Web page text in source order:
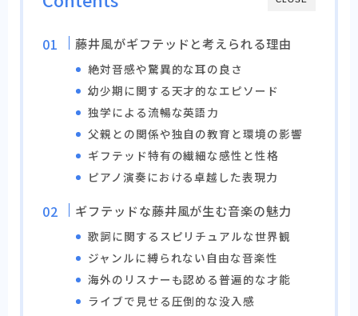
藤井風がギフテッドと考えられる理由
絶対音感や驚異的な耳の良さ
幼少期に関する天才的なエピソード
独学による流暢な英語力
父親との関係や独自の教育と環境の影響
ギフテッド特有の繊細な感性と性格
ピアノ演奏における卓越した表現力
ギフテッドな藤井風が生む音楽の魅力
歌詞に関するスピリチュアルな世界観
ジャンルに縛られない自由な音楽性
海外のリスナーも認める普遍的な才能
ライブで見せる圧倒的な没入感